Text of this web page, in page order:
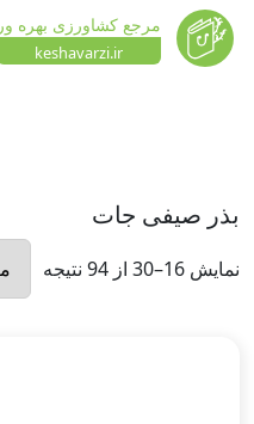
مرجع کشاورزی بهره ور
keshavarzi.ir
بذر صیفی جات
نمایش 16–30 از 94 نتیجه